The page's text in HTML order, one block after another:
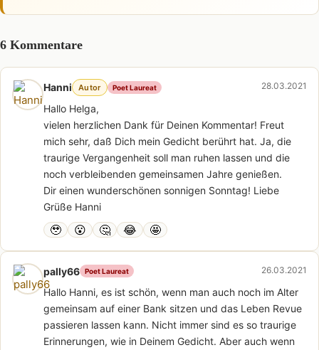
6 Kommentare
Hanni Autor Poet Laureat 28.03.2021
Hallo Helga,
vielen herzlichen Dank für Deinen Kommentar! Freut
mich sehr, daß Dich mein Gedicht berührt hat. Ja, die
traurige Vergangenheit soll man ruhen lassen und die
noch verbleibenden gemeinsamen Jahre genießen.
Dir einen wunderschönen sonnigen Sonntag! Liebe
Grüße Hanni
🥹 😮 🤔 😂 🤩
pally66 Poet Laureat 26.03.2021
Hallo Hanni, es ist schön, wenn man auch noch im Alter
gemeinsam auf einer Bank sitzen und das Leben Revue
passieren lassen kann. Nicht immer sind es so traurige
Erinnerungen, wie in Deinem Gedicht. Aber auch wenn